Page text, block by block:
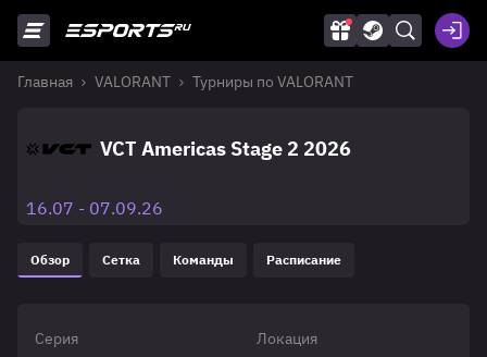
Главная VALORANT Турниры по VALORANT
VCT Americas Stage 2 2026
16.07 - 07.09.26
Обзор Сетка Команды Расписание
Серия Локация